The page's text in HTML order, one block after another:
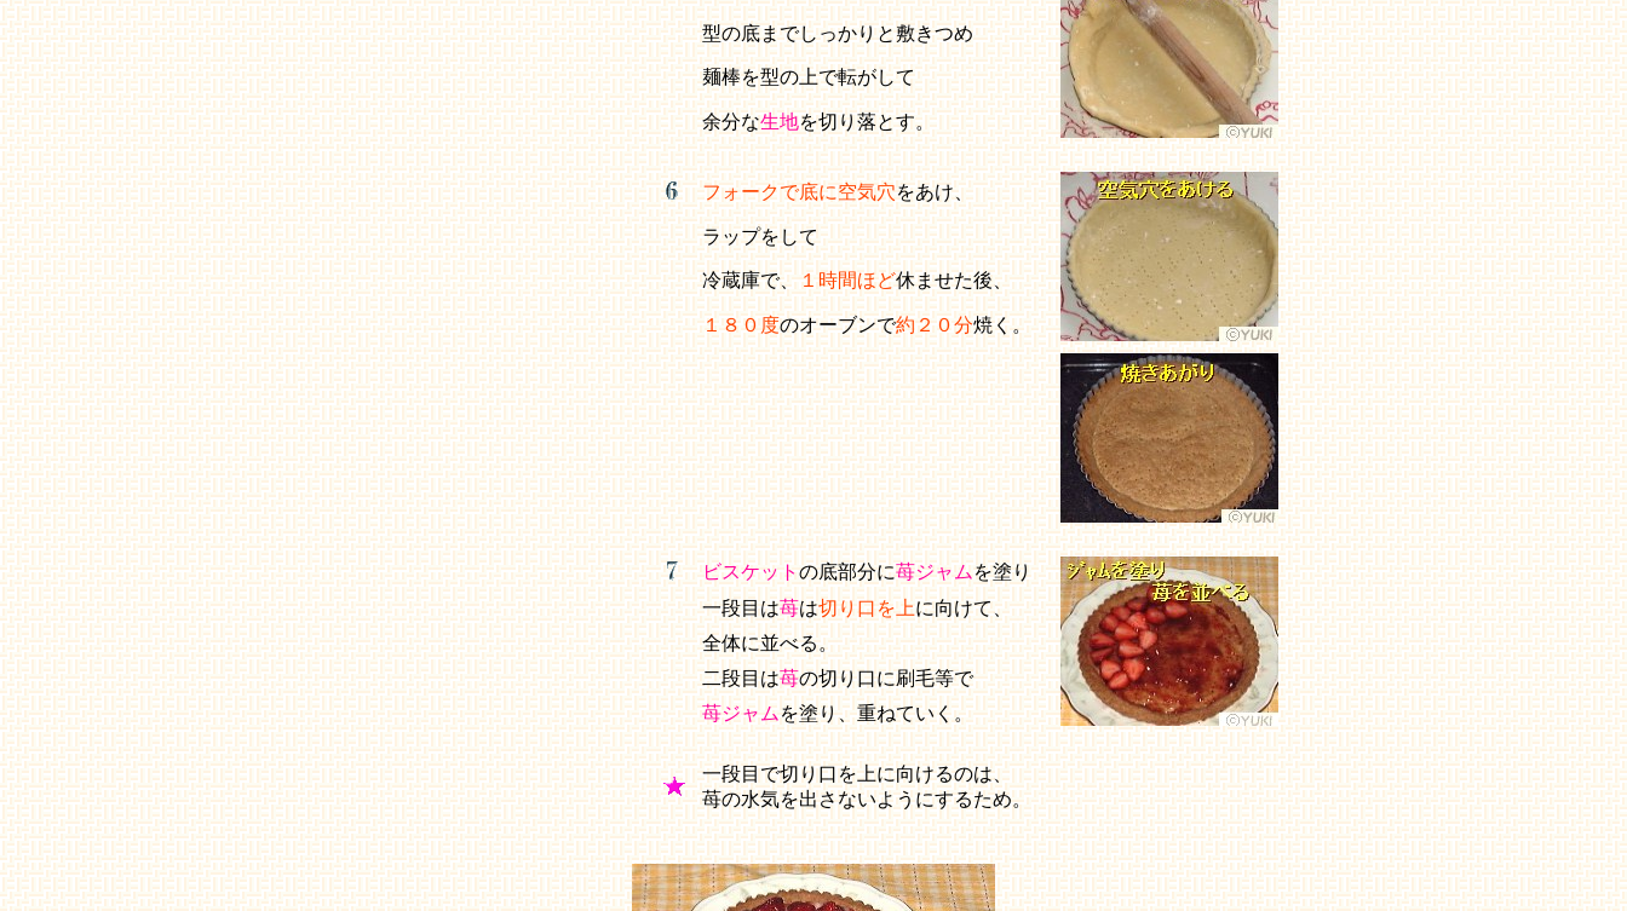
型の底までしっかりと敷きつめ
麺棒を型の上で転がして
余分な生地を切り落とす。
フォークで底に空気穴をあけ、
ラップをして
冷蔵庫で、１時間ほど休ませた後、
１８０度のオーブンで約２０分焼く。
ビスケットの底部分に苺ジャムを塗り
一段目は苺は切り口を上に向けて、
全体に並べる。
二段目は苺の切り口に刷毛等で
苺ジャムを塗り、重ねていく。
一段目で切り口を上に向けるのは、
苺の水気を出さないようにするため。